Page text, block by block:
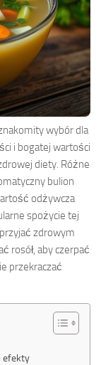
wybór dla
i bogatej wartości
diety. Różne
bulion
odżywcza
spożycie tej
zdrowym
rosół, aby czerpać
przekraczać
efekty